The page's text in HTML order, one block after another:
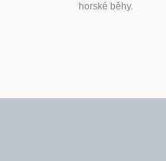
horské běhy.